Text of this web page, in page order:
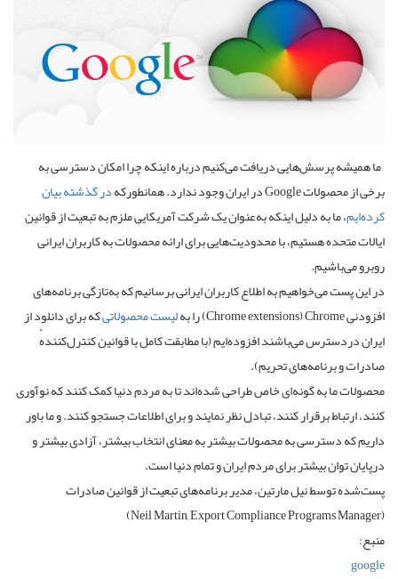
ما همیشه پرسش‌هایی دریافت می‌کنیم درباره اینکه چرا امکان دسترسی به
برخی از محصولات Google در ایران وجود ندارد. همانطورکه
در گذشته بیان
کرده‌ایم، ما به دلیل اینکه به‌عنوان یک شرکت آمریکایی ملزم به تبعیت از قوانین
ایالات متحده هستیم، با محدودیت‌هایی برای ارائه محصولات به کاربران ایرانی
روبرو می‌باشیم.
در این پست می‌خواهیم به اطلاع کاربران ایرانی برسانیم که به‌تازگی برنامه‌های
افزودنی Chrome‏ (Chrome extensions) را به
لیست محصولاتیکه برای دانلود از
ایران دردسترس می‌باشند افزوده‌ایم (با مطابقت کامل با قوانین کنترل‌کنندهٔ
صادرات و برنامه‌های تحریم).
محصولات ما به ‌گونه‌ای خاص طراحی شده‌اند تا به مردم دنیا کمک کنند که نو‌آوری
کنند، ارتباط برقرار کنند، تبادل نظر نمایند و برای اطلاعات جستجو کنند. و ما باور
داریم که دسترسی به محصولات بیشتر به معنای انتخاب بیشتر، آزادی بیشتر و
درپایان توان بیشتر برای مردم ایران و تمام دنیا است.
پست‌شده توسط نیل مارتین، مدیر برنامه‌های تبعیت از قوانین صادرات
(Neil Martin, Export Compliance Programs Manager)
منبع:
google